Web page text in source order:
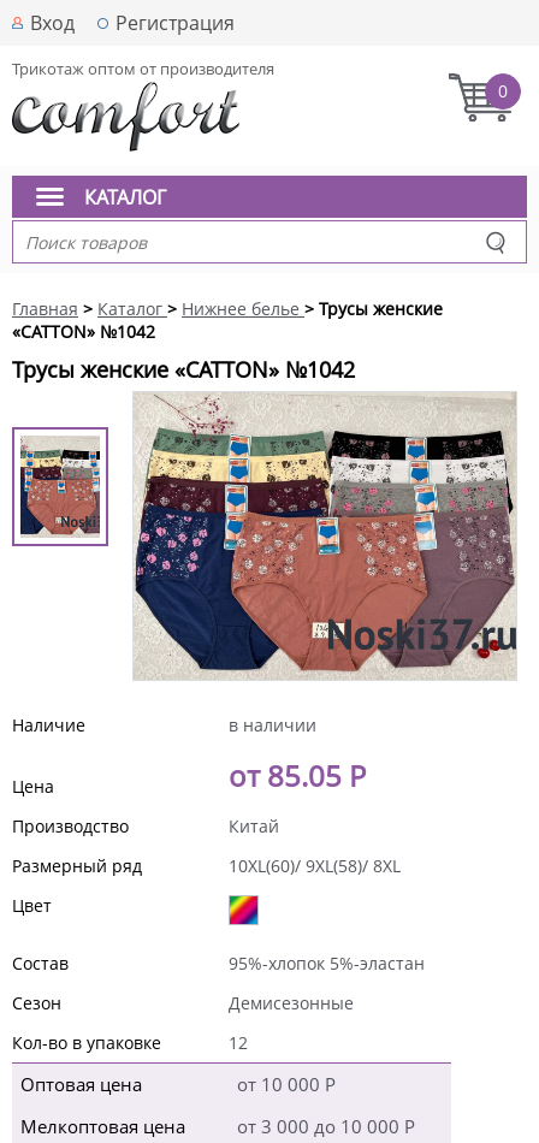
Вход Регистрация
Трикотаж оптом от производителя
0
КАТАЛОГ
Главная > Каталог > Нижнее белье > Трусы женские
«CATTON» №1042
Трусы женские «CATTON» №1042
Наличие в наличии
Цена от 85.05 Р
Производство
Китай
Размерный ряд
10XL(60)/ 9XL(58)/ 8XL
Цвет
Состав
95%-хлопок 5%-эластан
Сезон
Демисезонные
Кол-во в упаковке
12
Оптовая цена
от 10 000 Р
Мелкоптовая цена
от 3 000 до 10 000 Р